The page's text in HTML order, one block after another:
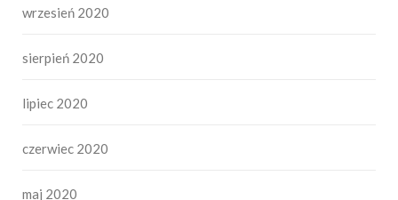
wrzesień 2020
sierpień 2020
lipiec 2020
czerwiec 2020
maj 2020